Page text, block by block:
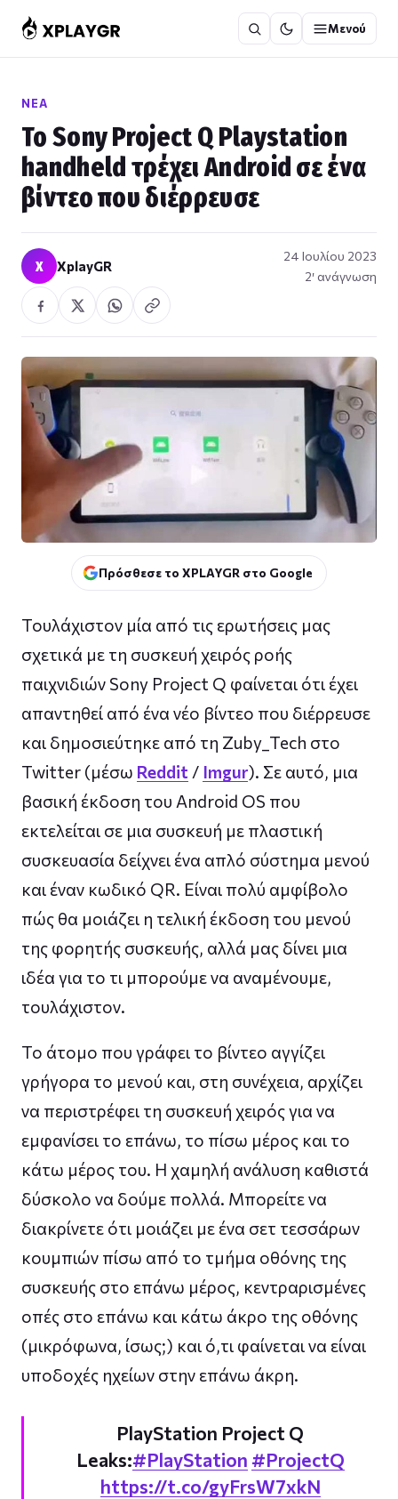
στο
περιεχόμενο
Μενού
ΝΈΑ
Το Sony Project Q Playstation
handheld τρέχει Android σε ένα
βίντεο που διέρρευσε
X XplayGR
24 Ιουλίου 2023
2′ ανάγνωση
Πρόσθεσε το XPLAYGR στο Google
Τουλάχιστον μία από τις ερωτήσεις μας
σχετικά με τη συσκευή χειρός ροής
παιχνιδιών Sony Project Q φαίνεται ότι έχει
απαντηθεί από ένα νέο βίντεο που διέρρευσε
και δημοσιεύτηκε από τη Zuby_Tech στο
Twitter (μέσω Reddit / Imgur). Σε αυτό, μια
βασική έκδοση του Android OS που
εκτελείται σε μια συσκευή με πλαστική
συσκευασία δείχνει ένα απλό σύστημα μενού
και έναν κωδικό QR. Είναι πολύ αμφίβολο
πώς θα μοιάζει η τελική έκδοση του μενού
της φορητής συσκευής, αλλά μας δίνει μια
ιδέα για το τι μπορούμε να αναμένουμε,
τουλάχιστον.
Το άτομο που γράφει το βίντεο αγγίζει
γρήγορα το μενού και, στη συνέχεια, αρχίζει
να περιστρέφει τη συσκευή χειρός για να
εμφανίσει το επάνω, το πίσω μέρος και το
κάτω μέρος του. Η χαμηλή ανάλυση καθιστά
δύσκολο να δούμε πολλά. Μπορείτε να
διακρίνετε ότι μοιάζει με ένα σετ τεσσάρων
κουμπιών πίσω από το τμήμα οθόνης της
συσκευής στο επάνω μέρος, κεντραρισμένες
οπές στο επάνω και κάτω άκρο της οθόνης
(μικρόφωνα, ίσως;) και ό,τι φαίνεται να είναι
υποδοχές ηχείων στην επάνω άκρη.
PlayStation Project Q
Leaks:#PlayStation #ProjectQ
https://t.co/gyFrsW7xkN